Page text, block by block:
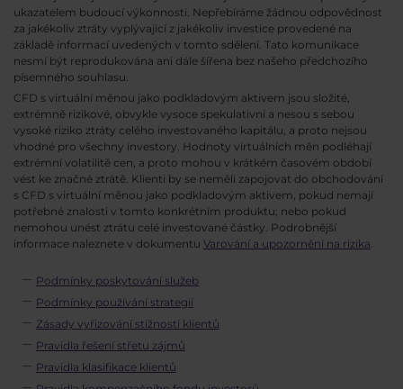
ukazatelem budoucí výkonnosti. Nepřebíráme žádnou odpovědnost
za jakékoliv ztráty vyplývající z jakékoliv investice provedené na
základě informací uvedených v tomto sdělení. Tato komunikace
nesmí být reprodukována ani dále šířena bez našeho předchozího
písemného souhlasu.
CFD s virtuální měnou jako podkladovým aktivem jsou složité,
extrémně rizikové, obvykle vysoce spekulativní a nesou s sebou
vysoké riziko ztráty celého investovaného kapitálu, a proto nejsou
vhodné pro všechny investory. Hodnoty virtuálních měn podléhají
extrémní volatilitě cen, a proto mohou v krátkém časovém období
vést ke značné ztrátě. Klienti by se neměli zapojovat do obchodování
s CFD s virtuální měnou jako podkladovým aktivem, pokud nemají
potřebné znalosti v tomto konkrétním produktu; nebo pokud
nemohou unést ztrátu celé investované částky. Podrobnější
informace naleznete v dokumentu Varování a upozornění na rizika
Podmínky poskytování služeb
Podmínky používání strategií
Zásady vyřizování stížností klientů
Pravidla řešení střetu zájmů
Pravidla klasifikace klientů